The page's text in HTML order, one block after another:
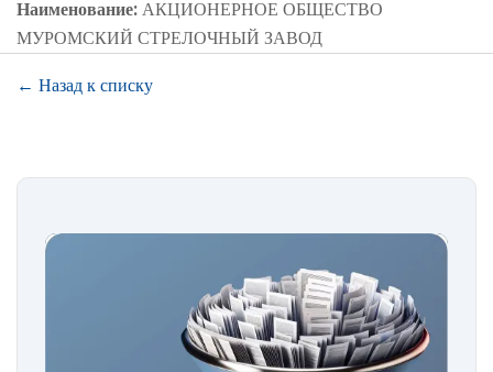
Наименование:АКЦИОНЕРНОЕ ОБЩЕСТВО
МУРОМСКИЙ СТРЕЛОЧНЫЙ ЗАВОД
← Назад к списку